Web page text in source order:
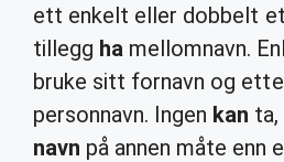
ett enkelt eller dobbelt
tillegg ha mellomnavn.
bruke sitt fornavn og
personnavn. Ingen kan
navn på annen måte enn